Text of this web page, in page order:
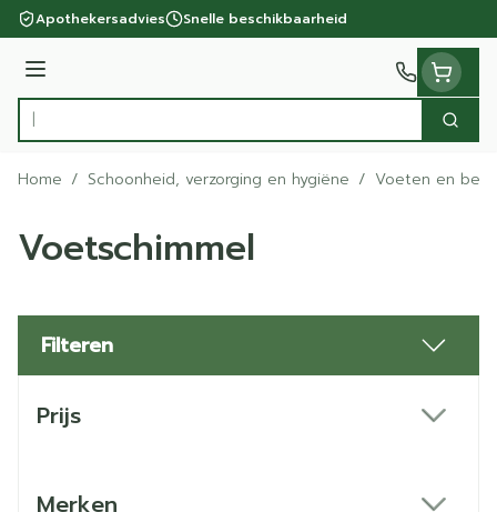
Ga naar de inhoud
Apothekersadvies Snelle beschikbaarheid
Menu
Product, merk, categorie...
Zoek
Home / Schoonheid, verzorging en hygiëne / Voeten en
Voetschimmel
Filteren
Prijs
Merken